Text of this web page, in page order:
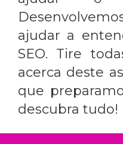
ajudar a
SEO. Tire
acerca deste
que
descubra tudo!